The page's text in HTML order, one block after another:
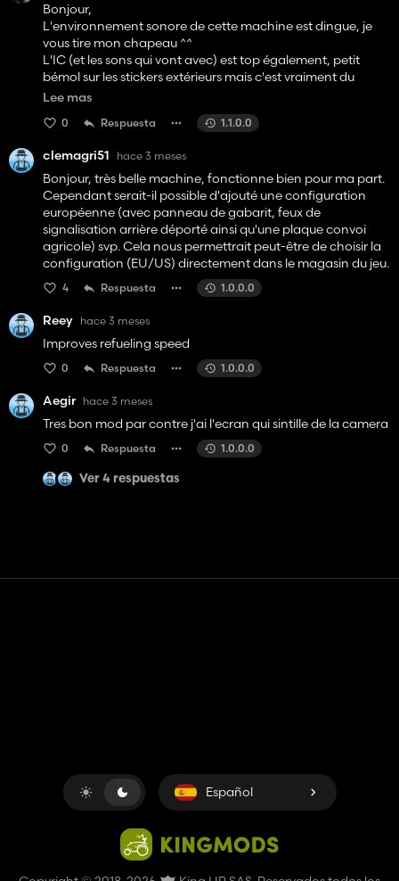
Bonjour,
L'environnement sonore de cette machine est dingue, je
vous tire mon chapeau ^^
L'IC (et les sons qui vont avec) est top également, petit
bémol sur les stickers extérieurs mais c'est vraiment du
détail.
Super travail, merci pour le partage (je mets les 5 étoiles).
Lee mas
0 Respuesta 1.1.0.0
clemagri51 hace 3 meses
Bonjour, très belle machine, fonctionne bien pour ma part.
Cependant serait-il possible d'ajouté une configuration
européenne (avec panneau de gabarit, feux de
signalisation arrière déporté ainsi qu'une plaque convoi
agricole) svp. Cela nous permettrait peut-être de choisir la
configuration (EU/US) directement dans le magasin du jeu.
4 Respuesta 1.0.0.0
Reey hace 3 meses
Improves refueling speed
0 Respuesta 1.0.0.0
Aegir hace 3 meses
Tres bon mod par contre j'ai l'ecran qui sintille de la camera
0 Respuesta 1.0.0.0
Ver 4 respuestas
Español